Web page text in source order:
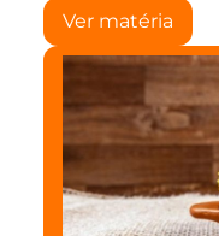
Ver matéria